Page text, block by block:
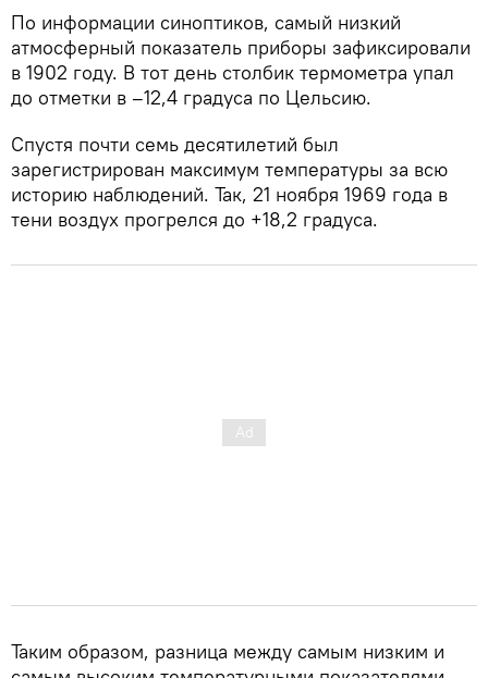
По информации синоптиков, самый низкий
атмосферный показатель приборы зафиксировали
в 1902 году. В тот день столбик термометра упал
до отметки в –12,4 градуса по Цельсию.
Спустя почти семь десятилетий был
зарегистрирован максимум температуры за всю
историю наблюдений. Так, 21 ноября 1969 года в
тени воздух прогрелся до +18,2 градуса.
Таким образом, разница между самым низким и